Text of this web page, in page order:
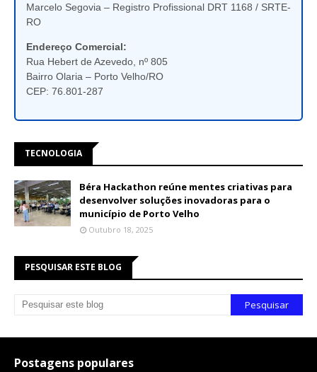
Marcelo Segovia – Registro Profissional DRT 1168 / SRTE-
RO
Endereço Comercial:
Rua Hebert de Azevedo, nº 805
Bairro Olaria – Porto Velho/RO
CEP: 76.801-287
TECNOLOGIA
Béra Hackathon reúne mentes criativas para
desenvolver soluções inovadoras para o
município de Porto Velho
Outubro 18, 2025
PESQUISAR ESTE BLOG
Postagens populares